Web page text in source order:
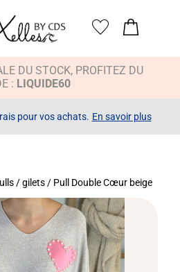
DU STOCK, PROFITEZ DU
: LIQUIDE60
pour vos achats. En savoir plus
/ gilets / Pull Double Cœur beige